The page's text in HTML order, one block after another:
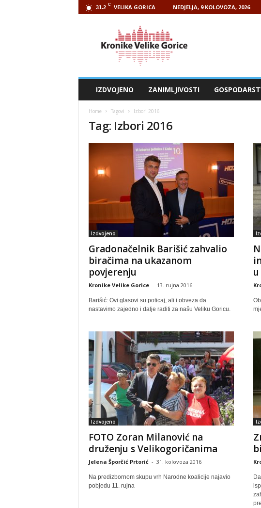
31.2 C VELIKA GORICA NEDJELJA, 9 KOLOVOZA, 2026
IZDVOJENO ZANIMLJIVOSTI
Home Tagovi Izbori 2016
Tag: Izbori 2016
Izdvojeno
Gradonačelnik Barišić zahvalio
biračima na ukazanom
povjerenju
Kronike Velike Gorice - 13. rujna 2016
Barišić: Ovi glasovi su poticaj, ali i obveza da
nastavimo zajedno i dalje raditi za našu Veliku Goricu.
Izdvojeno
FOTO Zoran Milanović na
druženju s Velikogoričanima
Jelena Šporčić Prtorić - 31. kolovoza 2016
Na predizbornom skupu vrh Narodne koalicije najavio
pobjedu 11. rujna